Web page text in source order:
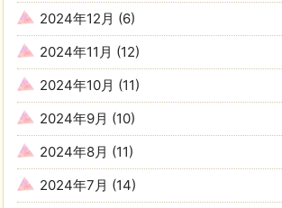
2024年12月 (6)
2024年11月 (12)
2024年10月 (11)
2024年9月 (10)
2024年8月 (11)
2024年7月 (14)